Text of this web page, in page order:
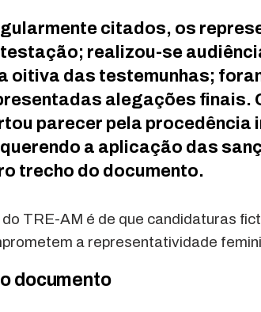
citados, os
realizou-se
oitiva das testemunhas;
alegações finais.
parecer pela procedência
a aplicação das
trecho do documento.
TRE-AM é de que candidaturas
a representatividade
documento